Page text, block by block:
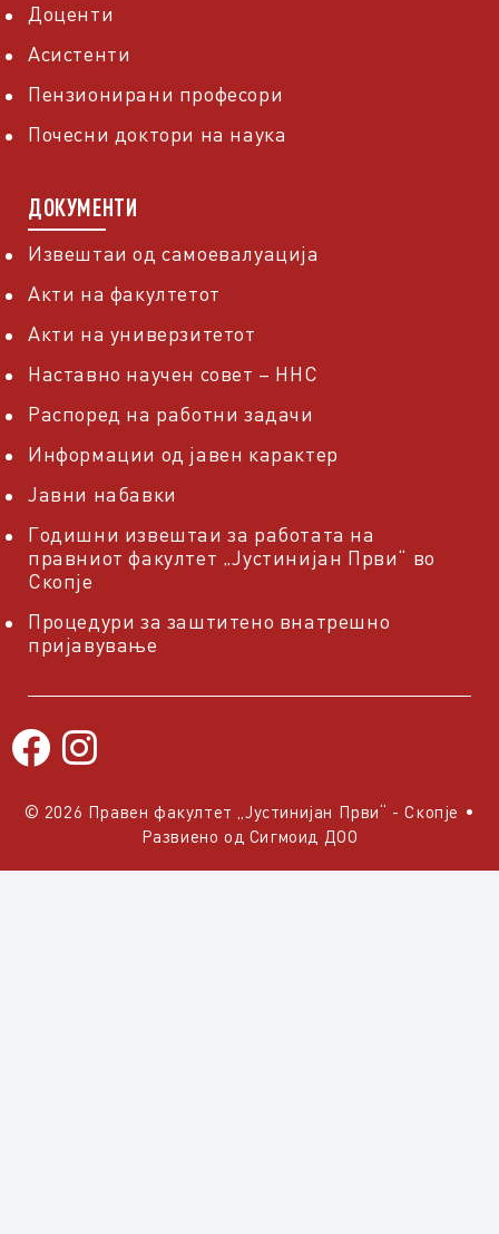
Доценти
Асистенти
Пензионирани професори
Почесни доктори на наука
ДОКУМЕНТИ
Извештаи од самоевалуација
Акти на факултетот
Акти на универзитетот
Наставно научен совет – ННС
Распоред на работни задачи
Информации од јавен карактер
Јавни набавки
Годишни извештаи за работата на
правниот факултет „Јустинијан Први“ во
Скопје
Процедури за заштитено внатрешно
пријавување
© 2026 Правен факултет „Јустинијан Први“ - Скопје •
Развиено од Сигмоид ДОО